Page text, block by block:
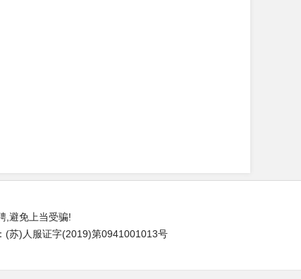
,避免上当受骗!
苏)人服证字(2019)第0941001013号